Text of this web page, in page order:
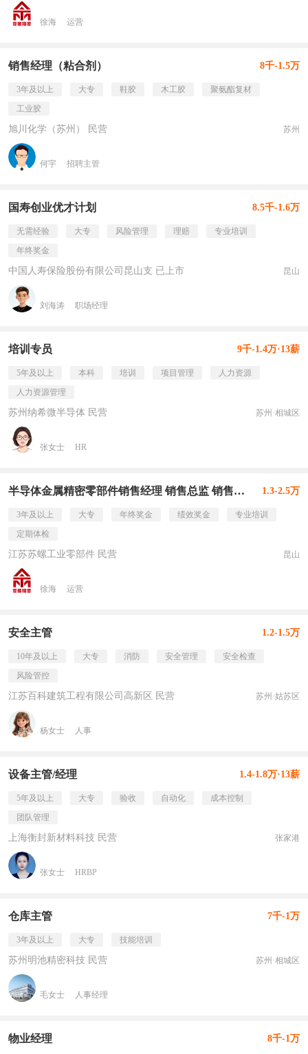
徐海 运营
销售经理（粘合剂） 8千-1.5万
3年及以上 大专 鞋胶 木工胶
聚氨酯复材
工业胶
旭川化学（苏州） 民营 苏州
何宇 招聘主管
国寿创业优才计划 8.5千-1.6万
无需经验 大专 风险管理 理赔
专业培训
年终奖金
中国人寿保险股份有限公司昆山支 已上市 昆山
刘海涛 职场经理
培训专员 9千-1.4万·13薪
5年及以上 本科 培训 项目管理
人力资源
人力资源管理
苏州纳希微半导体 民营 苏州·相城区
张女士 HR
半导体金属精密零部件销售经理 销售总监 销售主管 1.3-2.5万
3年及以上 大专 年终奖金 绩效奖金
专业培训
定期体检
江苏苏螺工业零部件 民营 昆山
徐海 运营
安全主管 1.2-1.5万
10年及以上 大专 消防 安全管理
安全检查
风险管控
江苏百科建筑工程有限公司高新区 民营 苏州·姑苏区
杨女士 人事
设备主管/经理 1.4-1.8万·13薪
5年及以上 大专 验收 自动化
成本控制
团队管理
上海衡封新材料科技 民营 张家港
张女士 HRBP
仓库主管 7千-1万
3年及以上 大专 技能培训
苏州明池精密科技 民营 苏州·相城区
毛女士 人事经理
物业经理 8千-1万